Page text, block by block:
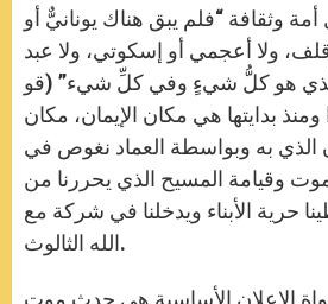
وثقافة “فلم يبق هناك يونانيٌّ أو
ولا أعجمي أو إسكوتي، ولا عبد
هو كلُّ شيءٍ وفي كلِّ شيء” (قو
ومنذ بدايتها هي مكان الإيمان، مكان
الذي به وبواسطة العماد نغوص في
وقيامة المسيح الذي يحررنا من
حرية الأبناء ويدخلنا في شركة مع
الله الثالوث.
نواة الإعلان الأساسية هي حدث موت